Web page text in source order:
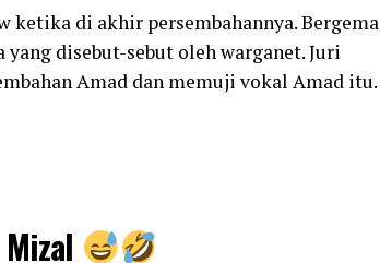
di akhir persembahannya. Bergema
disebut-sebut oleh warganet. Juri
Amad dan memuji vokal Amad itu.